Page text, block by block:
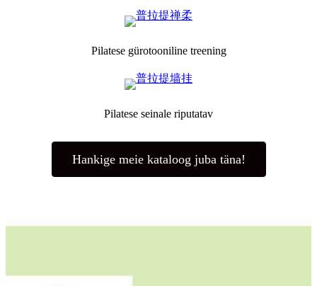
Pilatese gürotooniline treening
Pilatese seinale riputatav
Hankige meie kataloog juba täna!